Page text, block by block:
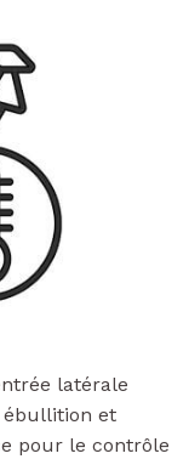
latérale
et
pour le contrôle